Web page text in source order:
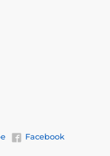
Facebook